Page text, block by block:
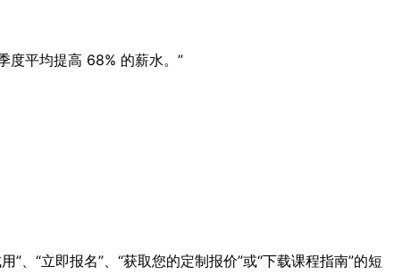
度平均提高 68% 的薪水。”
、“立即报名”、“获取您的定制报价”或“下载课程指南”的短